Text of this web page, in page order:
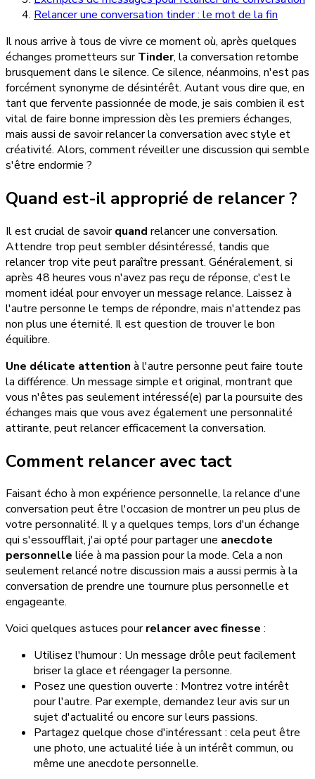
Relancer une conversation tinder : le mot de la fin
Il nous arrive à tous de vivre ce moment où, après quelques
échanges prometteurs surTinder, la conversation retombe
brusquement dans le silence. Ce silence, néanmoins, n'est pas
forcément synonyme de désintérêt. Autant vous dire que, en
tant que fervente passionnée de mode, je sais combien il est
vital de faire bonne impression dès les premiers échanges,
mais aussi de savoir relancer la conversation avec style et
créativité. Alors, comment réveiller une discussion qui semble
s'être endormie ?
Quand est-il approprié de relancer ?
Il est crucial de savoirquand relancer une conversation.
Attendre trop peut sembler désintéressé, tandis que
relancer trop vite peut paraître pressant. Généralement, si
après 48 heures vous n'avez pas reçu de réponse, c'est le
moment idéal pour envoyer un message relance. Laissez à
l'autre personne le temps de répondre, mais n'attendez pas
non plus une éternité. Il est question de trouver le bon
équilibre.
Une délicate attention à l'autre personne peut faire toute
la différence. Un message simple et original, montrant que
vous n'êtes pas seulement intéressé(e) par la poursuite des
échanges mais que vous avez également une personnalité
attirante, peut relancer efficacement la conversation.
Comment relancer avec tact
Faisant écho à mon expérience personnelle, la relance d'une
conversation peut être l'occasion de montrer un peu plus de
votre personnalité. Il y a quelques temps, lors d'un échange
qui s'essoufflait, j'ai opté pour partager une anecdote
personnelle liée à ma passion pour la mode. Cela a non
seulement relancé notre discussion mais a aussi permis à la
conversation de prendre une tournure plus personnelle et
engageante.
Voici quelques astuces pourrelancer avec finesse :
Utilisez l'humour : Un message drôle peut facilement
briser la glace et réengager la personne.
Posez une question ouverte : Montrez votre intérêt
pour l'autre. Par exemple, demandez leur avis sur un
sujet d'actualité ou encore sur leurs passions.
Partagez quelque chose d'intéressant : cela peut être
une photo, une actualité liée à un intérêt commun, ou
même une anecdote personnelle.